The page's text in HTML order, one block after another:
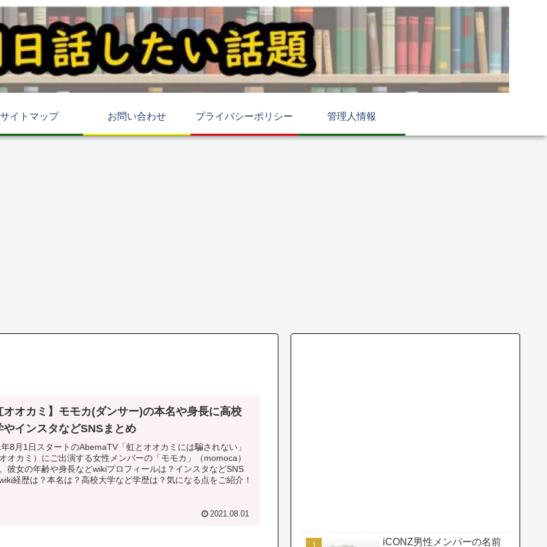
サイトマップ お問い合わせ プライバシーポリシー 管理人情報
オオカミ】モモカ(ダンサー)の本名や身長に高校
やインスタなどSNSまとめ
8月1日スタートのAbemaTV「虹とオオカミには騙されない」
オカミ）にご出演する女性メンバーの「モモカ」（momoca）
彼女の年齢や身長などwikiプロフィールは？インスタなどSNS
経歴は？本名は？高校大学など学歴は？気になる点をご紹介！
2021.08.01
iCONZ男性メンバーの名前